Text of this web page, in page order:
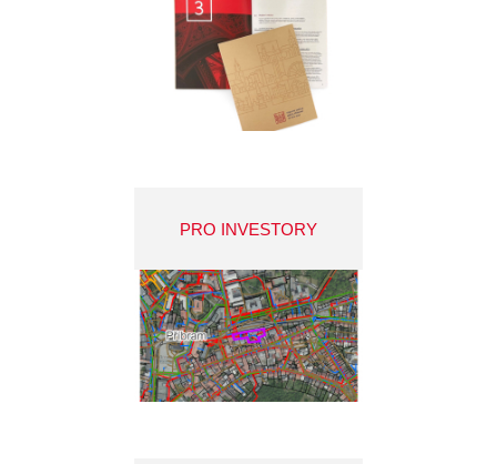
PRO INVESTORY